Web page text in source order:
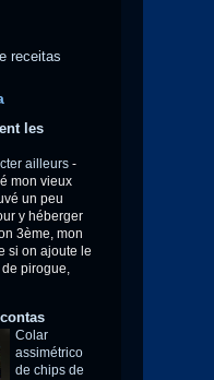
les
ailleurs -
mon vieux
un peu
y héberger
3ème, mon
si on ajoute le
pirogue,
Colar
assimétrico
de chips de